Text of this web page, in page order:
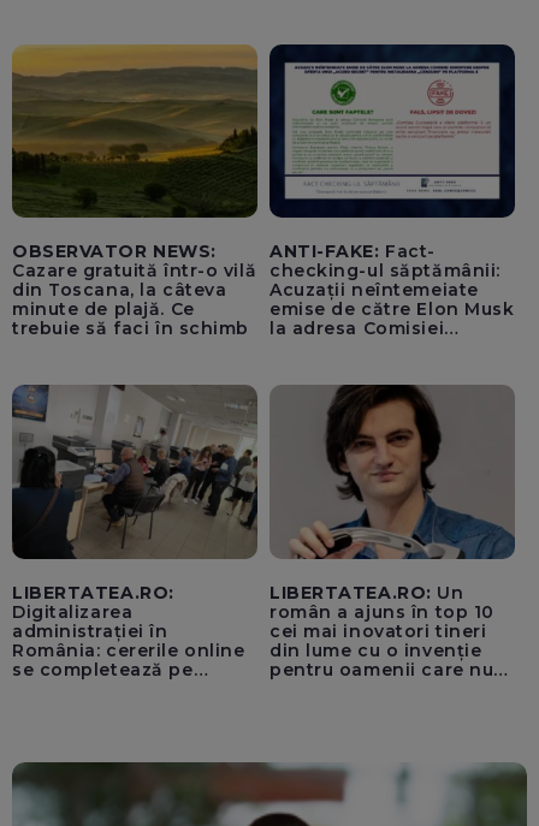
OBSERVATOR NEWS:
Cazare gratuită într-o vilă
din Toscana, la câteva
minute de plajă. Ce
trebuie să faci în schimb
ANTI-FAKE: Fact-
checking-ul săptămânii:
Acuzații neîntemeiate
emise de către Elon Musk
la adresa Comisiei
pentru instaurarea
„cenzurii” pe platforma X
LIBERTATEA.RO:
Digitalizarea
administrației în
România: cererile online
se completează pe
LIBERTATEA.RO: Un
român a ajuns în top 10
cei mai inovatori tineri
din lume cu o invenție
pentru oamenii care nu